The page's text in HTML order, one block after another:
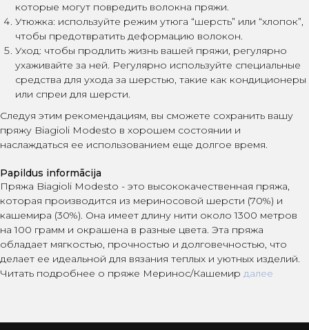
которые могут повредить волокна пряжи.
Утюжка: используйте режим утюга “шерсть” или “хлопок”,
чтобы предотвратить деформацию волокон.
Уход: чтобы продлить жизнь вашей пряжи, регулярно
ухаживайте за ней. Регулярно используйте специальные
средства для ухода за шерстью, такие как кондиционеры
или спреи для шерсти.
Следуя этим рекомендациям, вы сможете сохранить вашу
пряжу Biagioli Modesto в хорошем состоянии и
наслаждаться ее использованием еще долгое время.
Papildus informācija
Пряжа Biagioli Modesto - это высококачественная пряжа,
которая производится из мериносовой шерсти (70%) и
кашемира (30%). Она имеет длину нити около 1300 метров
на 100 грамм и окрашена в разные цвета. Эта пряжа
обладает мягкостью, прочностью и долговечностью, что
делает ее идеальной для вязания теплых и уютных изделий.
Читать подробнее о пряже Меринос/Кашемир далее